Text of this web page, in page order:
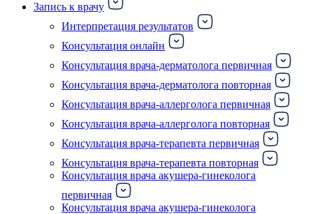
Запись к врачу
Интерпретация результатов
Консультация онлайн
Консультация врача-дерматолога первичная
Консультация врача-дерматолога повторная
Консультация врача-аллерголога первичная
Консультация врача-аллерголога повторная
Консультация врача-терапевта первичная
Консультация врача-терапевта повторная
Консультация врача акушера-гинеколога
первичная
Консультация врача акушера-гинеколога